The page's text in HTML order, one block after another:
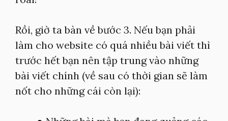
Rồi, giờ ta bàn về bước 3. Nếu bạn phải
làm cho website có quá nhiều bài viết thì
trước hết bạn nên tập trung vào những
bài viết chính (về sau có thời gian sẽ làm
nốt cho những cái còn lại):